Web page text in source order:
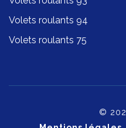
Volets roulants 94
Volets roulants 75
©